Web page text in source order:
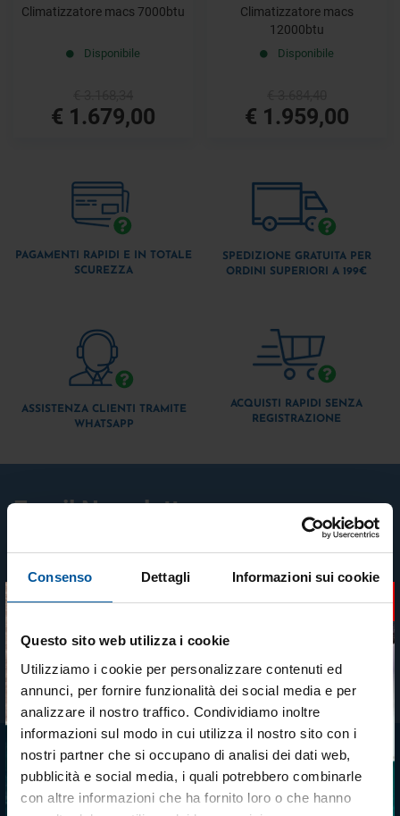
Tieniti aggiornato sulle
×
Consenso Dettagli Informazioni sui cookie
Questo sito web utilizza i cookie
Utilizziamo i cookie per personalizzare contenuti ed
annunci, per fornire funzionalità dei social media e per
analizzare il nostro traffico. Condividiamo inoltre
informazioni sul modo in cui utilizza il nostro sito con i
nostri partner che si occupano di analisi dei dati web,
pubblicità e social media, i quali potrebbero combinarle
con altre informazioni che ha fornito loro o che hanno
Climatizzatore macs 7000btu
Disponibile
€ 1.679,00
Climatizzatore macs
12000btu
Disponibile
€ 1.959,00
PAGAMENTI RAPIDI E IN TOTALE
SCUREZZA
SPEDIZIONE GRATUITA PER
ORDINI SUPERIORI A 199€
ASSISTENZA CLIENTI TRAMITE
WHATSAPP
ACQUISTI RAPIDI SENZA
REGISTRAZIONE
Email Newsletter
Accetto trattamento dati personali (
MTO NAUTICA STORE
+39 3332686194